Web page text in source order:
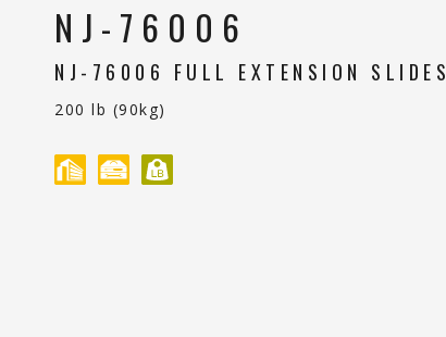
NJ-76006
NJ-76006 FULL EXTENSION SLIDES
200 lb (90kg)